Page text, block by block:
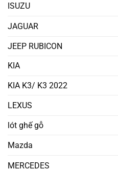
ISUZU
JAGUAR
JEEP RUBICON
KIA
KIA K3/ K3 2022
LEXUS
lót ghế gỗ
Mazda
MERCEDES